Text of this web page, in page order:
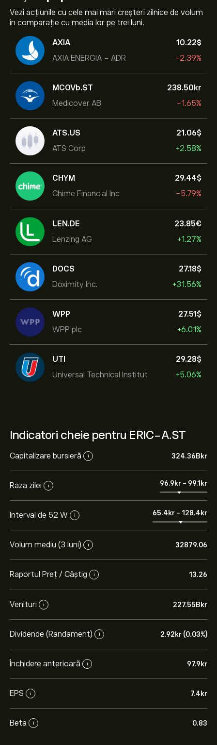
Vezi acțiunile cu cele mai mari creșteri zilnice de volum
în comparație cu media lor pe trei luni.
AXIA
AXIA ENERGIA - ADR
10.22‎$‎
-2.39%
MCOVb.ST
Medicover AB
238.50‎kr‎
-1.65%
ATS.US
ATS Corp
21.06‎$‎
+2.58%
CHYM
Chime Financial Inc
29.44‎$‎
-5.79%
LEN.DE
Lenzing AG
23.85‎€‎
+1.27%
DOCS
Doximity Inc.
27.18‎$‎
+31.56%
WPP
WPP plc
27.51‎$‎
+6.01%
UTI
Universal Technical Institut
29.28‎$‎
+5.06%
Indicatori cheie pentru ERIC-A.ST
Capitalizare bursieră i 324.36B‎kr‎
Raza zilei i 96.9‎kr‎ - 99.1‎kr‎
Interval de 52 W i 65.4‎kr‎ - 128.4‎kr‎
Volum mediu (3 luni) i 32879.06
Raportul Preț / Câștig i 13.26
Venituri i 227.55B‎kr‎
Dividende (Randament) i 2.92‎kr‎ (0.03%)
Închidere anterioară i 97.9‎kr‎
EPS i 7.4‎kr‎
Beta i 0.83